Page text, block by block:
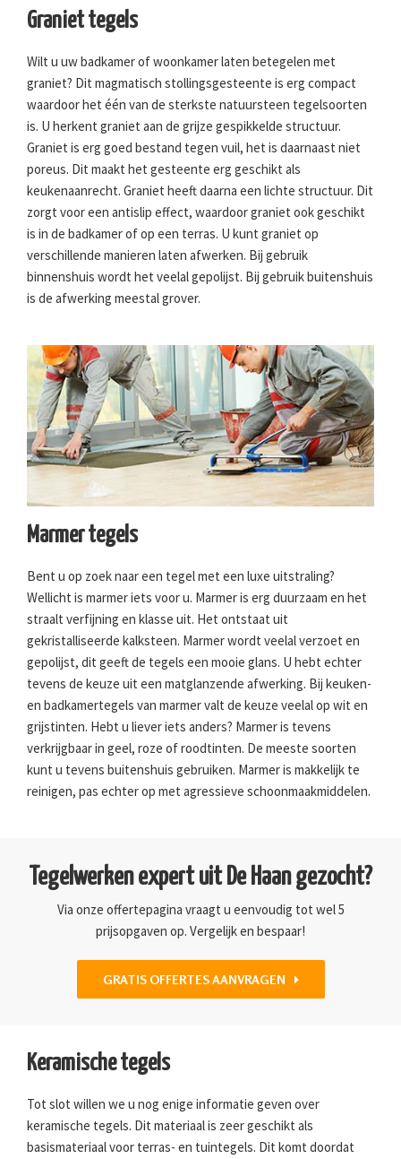
Graniet tegels
Wilt u uw badkamer of woonkamer laten betegelen met
graniet? Dit magmatisch stollingsgesteente is erg compact
waardoor het één van de sterkste natuursteen tegelsoorten
is. U herkent graniet aan de grijze gespikkelde structuur.
Graniet is erg goed bestand tegen vuil, het is daarnaast niet
poreus. Dit maakt het gesteente erg geschikt als
keukenaanrecht. Graniet heeft daarna een lichte structuur. Dit
zorgt voor een antislip effect, waardoor graniet ook geschikt
is in de badkamer of op een terras. U kunt graniet op
verschillende manieren laten afwerken. Bij gebruik
binnenshuis wordt het veelal gepolijst. Bij gebruik buitenshuis
is de afwerking meestal grover.
Marmer tegels
Bent u op zoek naar een tegel met een luxe uitstraling?
Wellicht is marmer iets voor u. Marmer is erg duurzaam en het
straalt verfijning en klasse uit. Het ontstaat uit
gekristalliseerde kalksteen. Marmer wordt veelal verzoet en
gepolijst, dit geeft de tegels een mooie glans. U hebt echter
tevens de keuze uit een matglanzende afwerking. Bij keuken-
en badkamertegels van marmer valt de keuze veelal op wit en
grijstinten. Hebt u liever iets anders? Marmer is tevens
verkrijgbaar in geel, roze of roodtinten. De meeste soorten
kunt u tevens buitenshuis gebruiken. Marmer is makkelijk te
reinigen, pas echter op met agressieve schoonmaakmiddelen.
Tegelwerken expert uit De Haan gezocht?
Via onze offertepagina vraagt u eenvoudig tot wel 5
prijsopgaven op. Vergelijk en bespaar!
GRATIS OFFERTES AANVRAGEN
Keramische tegels
Tot slot willen we u nog enige informatie geven over
keramische tegels. Dit materiaal is zeer geschikt als
basismateriaal voor terras- en tuintegels. Dit komt doordat